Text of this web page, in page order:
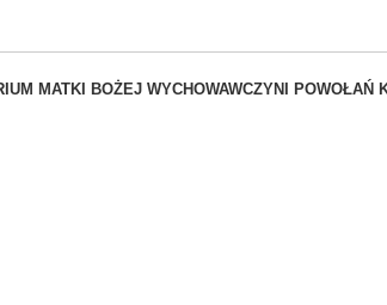
MATKI BOŻEJ WYCHOWAWCZYNI POWOŁAŃ